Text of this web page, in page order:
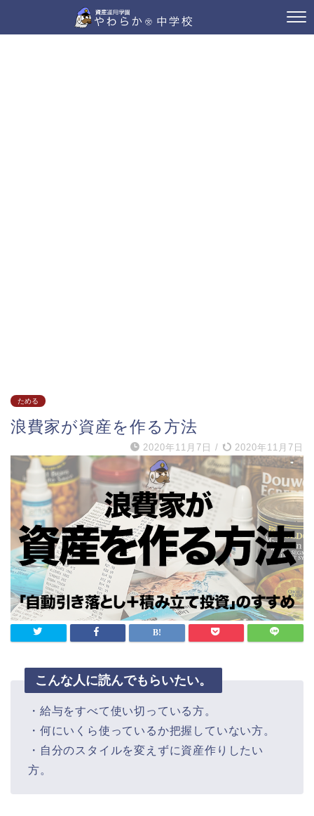
ためる
浪費家が資産を作る方法
2020年11月7日 / 2020年11月7日
こんな人に読んでもらいたい。
・給与をすべて使い切っている方。
・何にいくら使っているか把握していない方。
・自分のスタイルを変えずに資産作りしたい
方。